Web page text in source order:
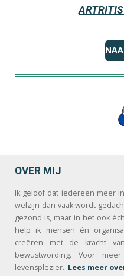
OVER MIJ
Ik geloof dat iedereen meer
welzijn dan vaak wordt
gezond is, maar in het ook
help ik mensen én
creëren met de kracht
bewustwording. Voor
levensplezier. Lees meer